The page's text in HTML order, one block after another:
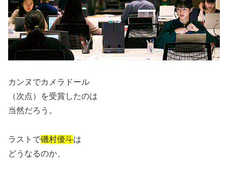
カンヌでカメラドール
（次点）を受賞したのは
当然だろう。
ラストで磯村優斗は
どうなるのか、